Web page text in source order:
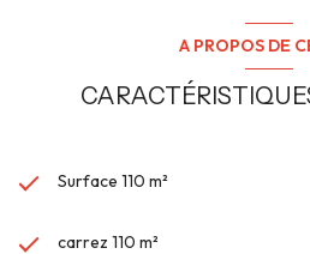
A PROPOS DE
Surface 110 m²
carrez 110 m²